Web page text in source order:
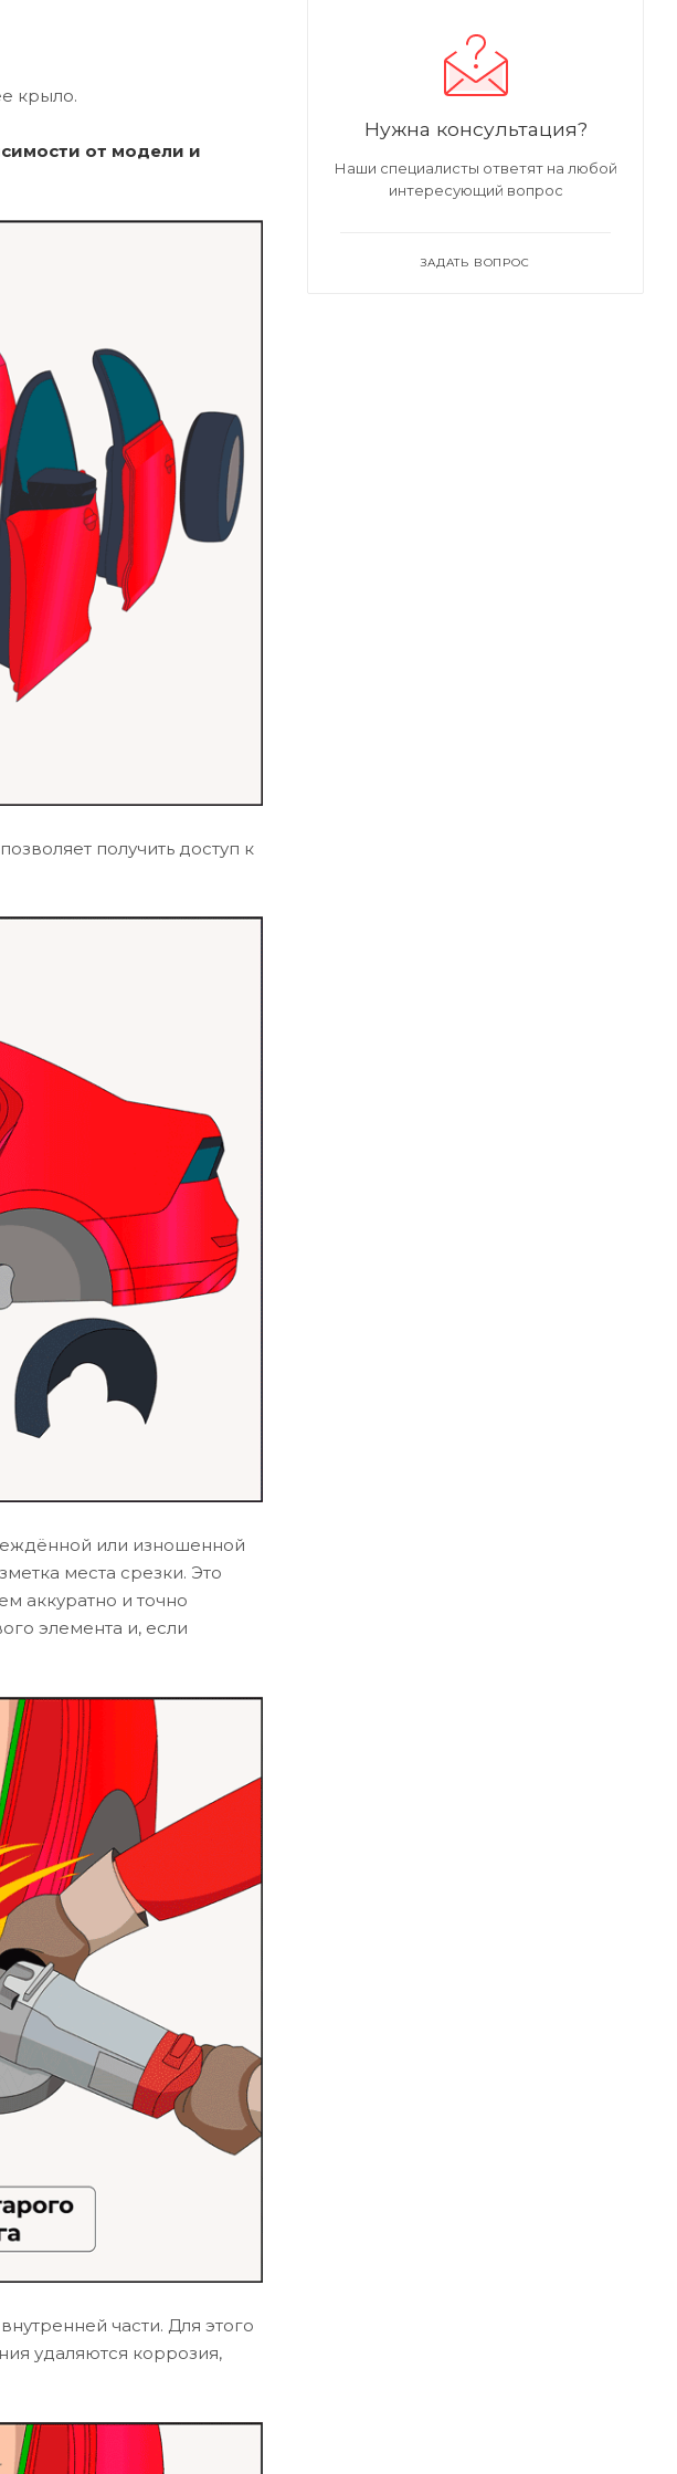
крыло.
от модели и
получить доступ к
или изношенной
места срезки. Это
аккуратно и точно
элемента и, если
части. Для этого
удаляются коррозия,
Нужна консультация?
Наши специалисты ответят на любой
интересующий вопрос
ЗАДАТЬ ВОПРОС